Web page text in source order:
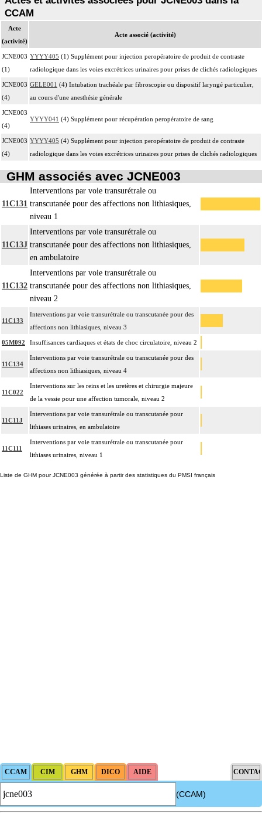
CCAM
Acte
(activité)
Acte associé (activité)
JCNE003
(1)
YYYY405 (1) Supplément pour injection peropératoire de produit de contraste
radiologique dans les voies excrétrices urinaires pour prises de clichés radiologiques
JCNE003
(4)
GELE001 (4) Intubation trachéale par fibroscopie ou dispositif laryngé particulier,
au cours d'une anesthésie générale
JCNE003
(4)
YYYY041 (4) Supplément pour récupération peropératoire de sang
JCNE003
(4)
YYYY405 (4) Supplément pour injection peropératoire de produit de contraste
radiologique dans les voies excrétrices urinaires pour prises de clichés radiologiques
GHM associés avec JCNE003
11C131
Interventions par voie transurétrale ou
transcutanée pour des affections non lithiasiques,
niveau 1
11C13J
Interventions par voie transurétrale ou
transcutanée pour des affections non lithiasiques,
en ambulatoire
11C132
Interventions par voie transurétrale ou
transcutanée pour des affections non lithiasiques,
niveau 2
11C133
Interventions par voie transurétrale ou transcutanée pour des
affections non lithiasiques, niveau 3
05M092 Insuffisances cardiaques et états de choc circulatoire, niveau 2
11C134
Interventions par voie transurétrale ou transcutanée pour des
affections non lithiasiques, niveau 4
11C022
Interventions sur les reins et les uretères et chirurgie majeure
de la vessie pour une affection tumorale, niveau 2
11C11J
Interventions par voie transurétrale ou transcutanée pour
lithiases urinaires, en ambulatoire
11C111
Interventions par voie transurétrale ou transcutanée pour
lithiases urinaires, niveau 1
Liste de GHM pour JCNE003 générée à partir des statistiques du PMSI français
(CCAM)